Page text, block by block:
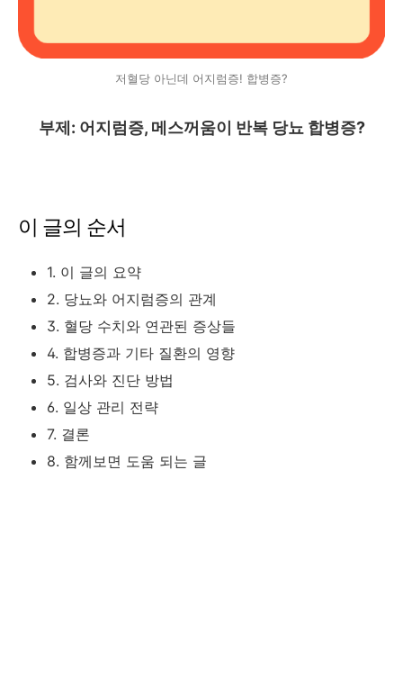
저혈당 아닌데 어지럼증! 합병증?
부제: 어지럼증, 메스꺼움이 반복 당뇨 합병증?
이 글의 순서
1. 이 글의 요약
2. 당뇨와 어지럼증의 관계
3. 혈당 수치와 연관된 증상들
4. 합병증과 기타 질환의 영향
5. 검사와 진단 방법
6. 일상 관리 전략
7. 결론
8. 함께보면 도움 되는 글